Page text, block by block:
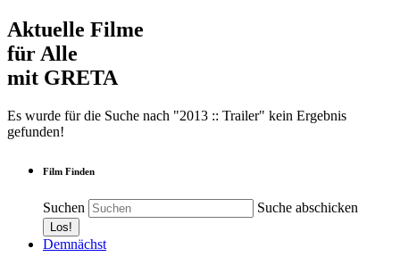
Aktuelle Filme
für Alle
mit GRETA
Es wurde für die Suche nach "2013 :: Trailer" kein Ergebnis
gefunden!
Film Finden
Suchen Suche abschicken
Demnächst